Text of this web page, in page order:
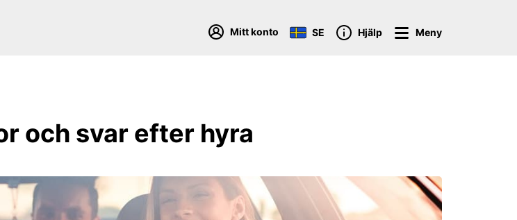
Mitt konto SE Hjälp Meny
och svar efter hyra